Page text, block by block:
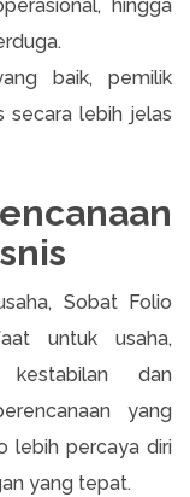
hingga
baik, pemilik
secara lebih jelas
Sobat Folio
untuk usaha,
dan
yang
lebih percaya diri
yang tepat.